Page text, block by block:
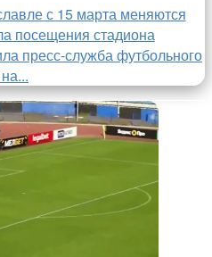
с 15 марта меняются
посещения стадиона
пресс-служба футбольного